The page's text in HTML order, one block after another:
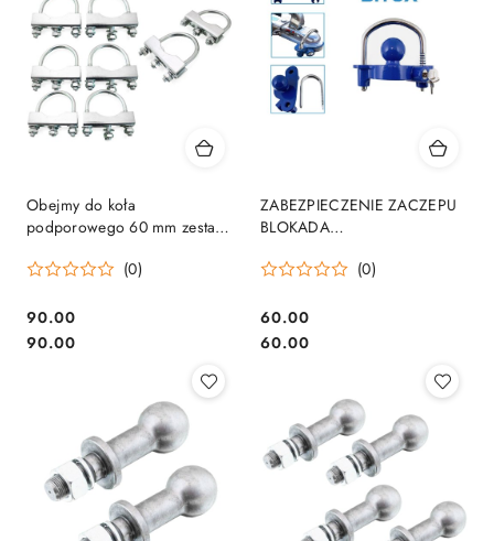
Obejmy do koła
podporowego 60 mm zestaw
przyczep i lawet
(0)
Cena:
90.00
Cena:
90.00
ZABEZPIECZENIE ZACZEPU
BLOKADA
PRZYCZEPY PRZYCZEP
(0)
Cena:
60.00
Cena:
60.00